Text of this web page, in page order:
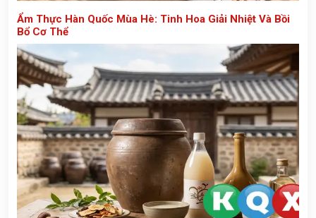
Ẩm Thực Hàn Quốc Mùa Hè: Tinh Hoa Giải Nhiệt Và Bồi
Bổ Cơ Thể